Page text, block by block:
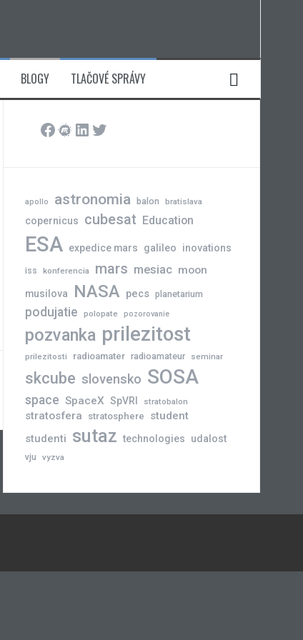
BLOGY TLAČOVÉ SPRÁVY
Facebook
Meetup
LinkedIn
Twitter
apollo astronomia balon bratislava
copernicus cubesat Education
ESA expedice mars galileo inovations
iss konferencia mars mesiac moon
musilova NASA pecs planetarium
podujatie polopate pozorovanie
pozvanka prilezitost
prilezitosti radioamater radioamateur seminar
skcube slovensko SOSA
space SpaceX SpVRI stratobalon
stratosfera stratosphere
student
studenti sutaz technologies udalost
vju vyzva